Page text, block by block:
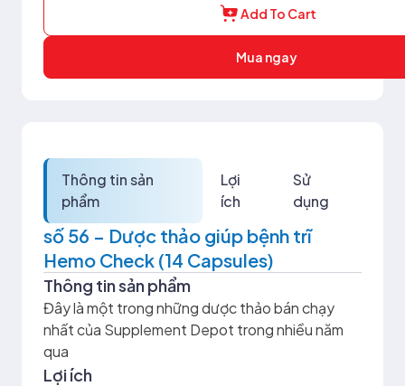
Add To Cart
Mua ngay
Thông tin sản
phẩm
Lợi
ích
Sử
dụng
số 56 – Dược thảo giúp bệnh trĩ
Hemo Check (14 Capsules)
Thông tin sản phẩm
Đây là một trong những dược thảo bán chạy
nhất của Supplement Depot trong nhiều năm
qua
Lợi ích